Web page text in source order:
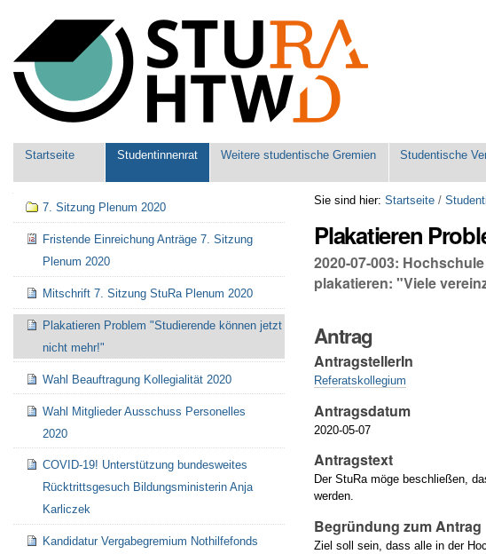
Werkzeuge
Sektionen
Startseite Studentinnenrat Weitere studentische Gremien Studentische
Sie sind hier: Startseite /
Plakatieren
2020-07-003:
plakatieren: "Viele
Antrag
AntragstellerIn
Referatskollegium
Antragsdatum
2020-05-07
Antragstext
Der StuRa möge beschließen,
werden.
Begründung zum Antrag
Ziel soll sein, dass alle in der
Navigation
7. Sitzung Plenum 2020
Fristende Einreichung Anträge 7. Sitzung
Plenum 2020
Mitschrift 7. Sitzung StuRa Plenum 2020
Plakatieren Problem "Studierende können jetzt
nicht mehr!"
Wahl Beauftragung Kollegialität 2020
Wahl Mitglieder Ausschuss Personelles
2020
COVID-19! Unterstützung bundesweites
Rücktrittsgesuch Bildungsministerin Anja
Karliczek
Kandidatur Vergabegremium Nothilfefonds